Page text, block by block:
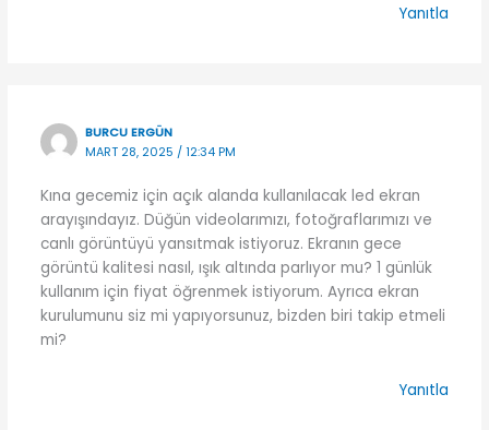
Yanıtla
BURCU ERGÜN
MART 28, 2025 / 12:34 PM
Kına gecemiz için açık alanda kullanılacak led ekran
arayışındayız. Düğün videolarımızı, fotoğraflarımızı ve
canlı görüntüyü yansıtmak istiyoruz. Ekranın gece
görüntü kalitesi nasıl, ışık altında parlıyor mu? 1 günlük
kullanım için fiyat öğrenmek istiyorum. Ayrıca ekran
kurulumunu siz mi yapıyorsunuz, bizden biri takip etmeli
mi?
Yanıtla